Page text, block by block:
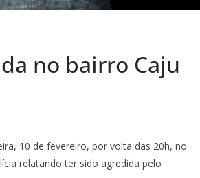
no bairro Caju
10 de fevereiro, por volta das 20h, no
relatando ter sido agredida pelo